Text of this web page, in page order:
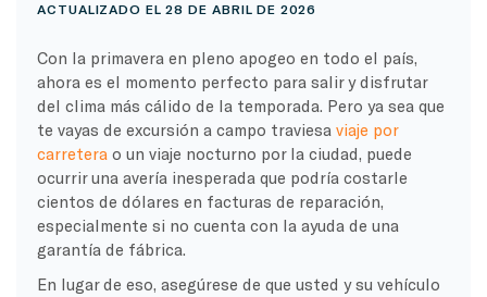
ACTUALIZADO EL 28 DE ABRIL DE 2026
Con la primavera en pleno apogeo en todo el país,
ahora es el momento perfecto para salir y disfrutar
del clima más cálido de la temporada. Pero ya sea que
te vayas de excursión a campo traviesa viaje por
carreterao un viaje nocturno por la ciudad, puede
ocurrir una avería inesperada que podría costarle
cientos de dólares en facturas de reparación,
especialmente si no cuenta con la ayuda de una
garantía de fábrica.
En lugar de eso, asegúrese de que usted y su vehículo